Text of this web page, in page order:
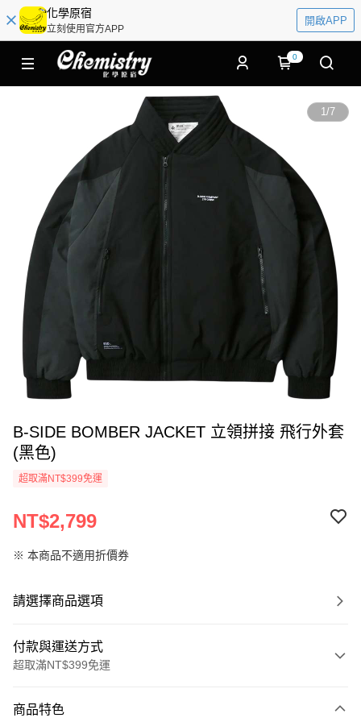
化學原宿
立刻使用官方APP
開啟APP
0
1/7
B-SIDE BOMBER JACKET 立領拼接 飛行外套
(黑色)
超取滿NT$399免運
NT$2,799
※ 本商品不適用折價券
請選擇商品選項
付款與運送方式
超取滿NT$399免運
信用卡一次付款
商品特色